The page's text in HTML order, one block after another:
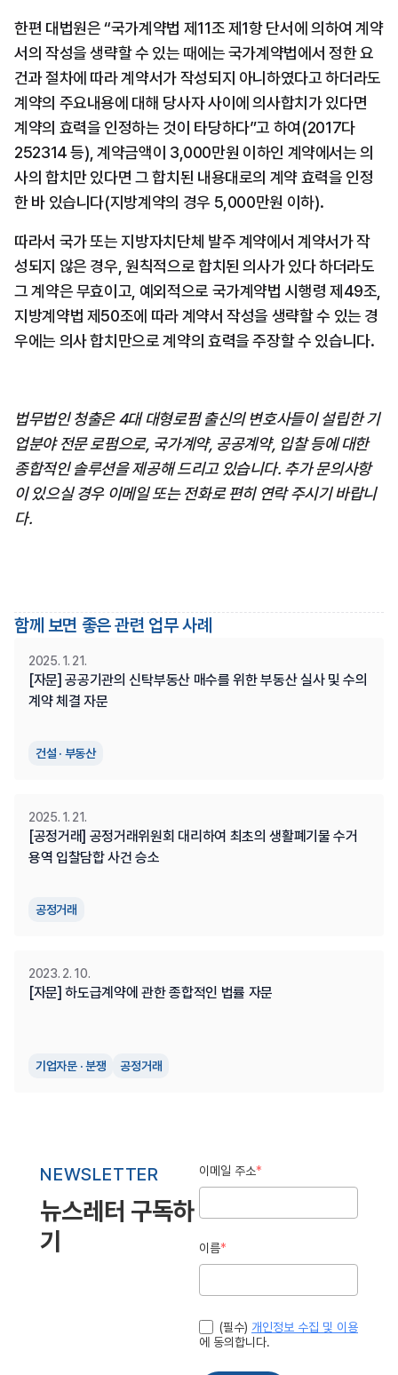
한편 대법원은 “국가계약법 제11조 제1항 단서에 의하여 계약
서의 작성을 생략할 수 있는 때에는 국가계약법에서 정한 요
건과 절차에 따라 계약서가 작성되지 아니하였다고 하더라도
계약의 주요내용에 대해 당사자 사이에 의사합치가 있다면
계약의 효력을 인정하는 것이 타당하다”고 하여(2017다
252314 등), 계약금액이 3,000만원 이하인 계약에서는 의
사의 합치만 있다면 그 합치된 내용대로의 계약 효력을 인정
한 바 있습니다(지방계약의 경우 5,000만원 이하).
따라서 국가 또는 지방자치단체 발주 계약에서 계약서가 작
성되지 않은 경우, 원칙적으로 합치된 의사가 있다 하더라도
그 계약은 무효이고, 예외적으로 국가계약법 시행령 제49조,
지방계약법 제50조에 따라 계약서 작성을 생략할 수 있는 경
우에는 의사 합치만으로 계약의 효력을 주장할 수 있습니다.
법무법인 청출은 4대 대형로펌 출신의 변호사들이 설립한 기
업분야 전문 로펌으로, 국가계약, 공공계약, 입찰 등에 대한
종합적인 솔루션을 제공해 드리고 있습니다. 추가 문의사항
이 있으실 경우 이메일 또는 전화로 편히 연락 주시기 바랍니
다.
함께 보면 좋은 관련 업무 사례
건설 · 부동산
[자문] 공공기관의 신탁부동산 매수를 위한 부동산 실사 및 수의
계약 체결 자문
2025. 1. 21.
공정거래
[공정거래] 공정거래위원회 대리하여 최초의 생활폐기물 수거
용역 입찰담합 사건 승소
2025. 1. 21.
기업자문 · 분쟁 공정거래
[자문] 하도급계약에 관한 종합적인 법률 자문
2023. 2. 10.